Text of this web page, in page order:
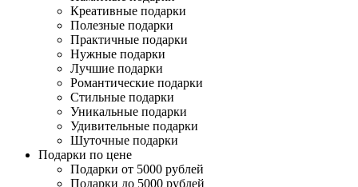
Креативные подарки
Полезные подарки
Практичные подарки
Нужные подарки
Лучшие подарки
Романтические подарки
Стильные подарки
Уникальные подарки
Удивительные подарки
Шуточные подарки
Подарки по цене
Подарки от 5000 рублей
Подарки до 5000 рублей